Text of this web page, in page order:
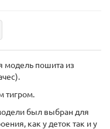
модель пошита из
тигром.
был выбран для
как у деток так и у